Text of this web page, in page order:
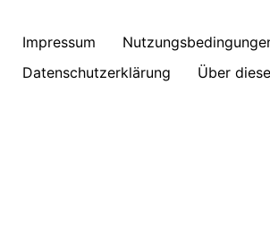
Impressum
Datenschutzerklärung
Über